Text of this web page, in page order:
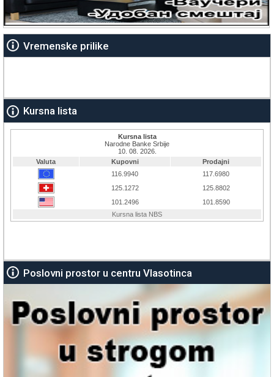
Vremenske prilike
Kursna lista
Poslovni prostor u centru Vlasotinca